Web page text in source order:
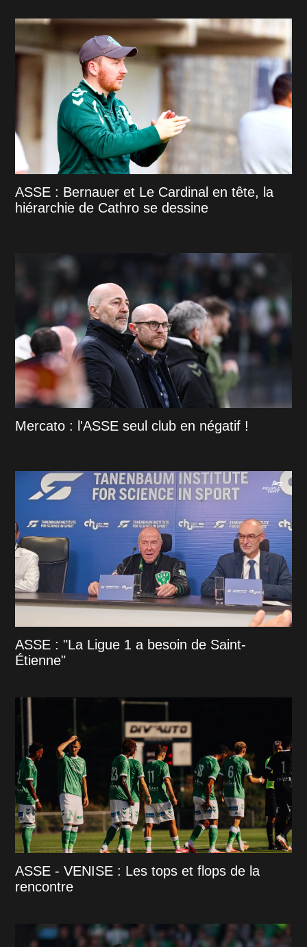
ASSE : Bernauer et Le Cardinal en tête, la
hiérarchie de Cathro se dessine
Mercato : l'ASSE seul club en négatif !
ASSE : "La Ligue 1 a besoin de Saint-
Étienne"
ASSE - VENISE : Les tops et flops de la
rencontre